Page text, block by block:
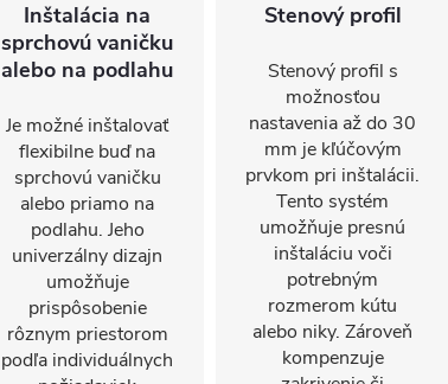
Inštalácia na
sprchovú vaničku
alebo na podlahu
Je možné inštalovať
flexibilne buď na
sprchovú vaničku
alebo priamo na
podlahu. Jeho
univerzálny dizajn
umožňuje
prispôsobenie
rôznym priestorom
podľa individuálnych
Stenový profil
Stenový profil s
možnosťou
nastavenia až do 30
mm je kľúčovým
prvkom pri inštalácii.
Tento systém
umožňuje presnú
inštaláciu voči
potrebným
rozmerom kútu
alebo niky. Zároveň
kompenzuje